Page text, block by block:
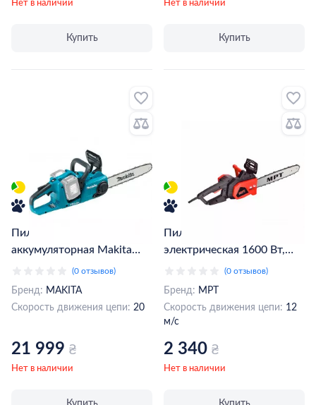
Нет в наличии
Купить
Нет в наличии
Купить
Пила цепная
аккумуляторная Makita
DUC353Z (каркас)
(DUC353Z)
(0 отзывов)
Бренд: MAKITA
Скорость движения цепи: 20
21 999 ₴
Нет в наличии
Пила цепная
электрическая 1600 Вт,
405 мм/16", 12м/с, 3600
об/мин (MECS1607)
(0 отзывов)
Бренд: МРТ
Скорость движения цепи: 12
м/с
2 340 ₴
Нет в наличии